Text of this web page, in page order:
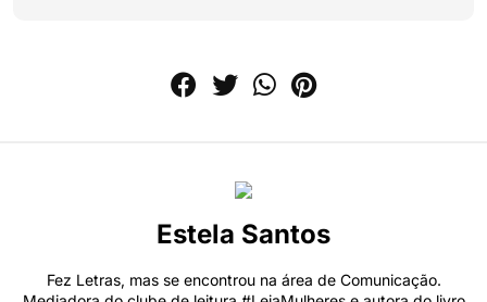
Estela Santos
Fez Letras, mas se encontrou na área de Comunicação.